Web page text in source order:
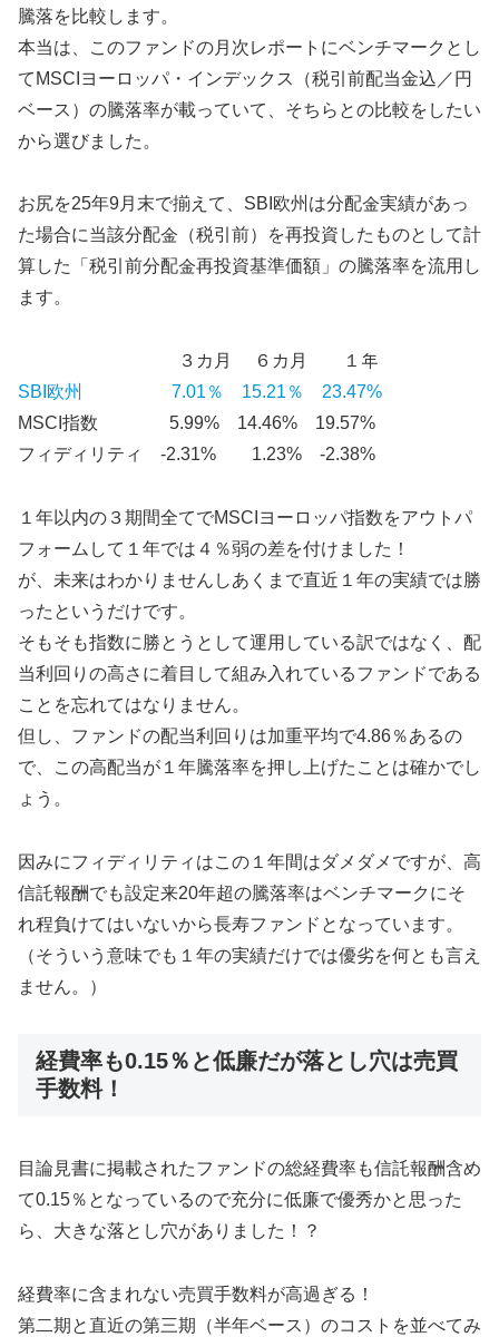
騰落を比較します。
本当は、このファンドの月次レポートにベンチマークとし
てMSCIヨーロッパ・インデックス（税引前配当金込／円
ベース）の騰落率が載っていて、そちらとの比較をしたい
から選びました。
お尻を25年9月末で揃えて、SBI欧州は分配金実績があっ
た場合に当該分配金（税引前）を再投資したものとして計
算した「税引前分配金再投資基準価額」の騰落率を流用し
ます。
３カ月 ６カ月 １年
SBI欧州 7.01％ 15.21％ 23.47%
MSCI指数 5.99% 14.46% 19.57%
フィディリティ -2.31% 1.23% -2.38%
１年以内の３期間全てでMSCIヨーロッパ指数をアウトパ
フォームして１年では４％弱の差を付けました！
が、未来はわかりませんしあくまで直近１年の実績では勝
ったというだけです。
そもそも指数に勝とうとして運用している訳ではなく、配
当利回りの高さに着目して組み入れているファンドである
ことを忘れてはなりません。
但し、ファンドの配当利回りは加重平均で4.86％あるの
で、この高配当が１年騰落率を押し上げたことは確かでし
ょう。
因みにフィディリティはこの１年間はダメダメですが、高
信託報酬でも設定来20年超の騰落率はベンチマークにそ
れ程負けてはいないから長寿ファンドとなっています。
（そういう意味でも１年の実績だけでは優劣を何とも言え
ません。）
経費率も0.15％と低廉だが落とし穴は売買
手数料！
目論見書に掲載されたファンドの総経費率も信託報酬含め
て0.15％となっているので充分に低廉で優秀かと思った
ら、大きな落とし穴がありました！？
経費率に含まれない売買手数料が高過ぎる！
第二期と直近の第三期（半年ベース）のコストを並べてみ